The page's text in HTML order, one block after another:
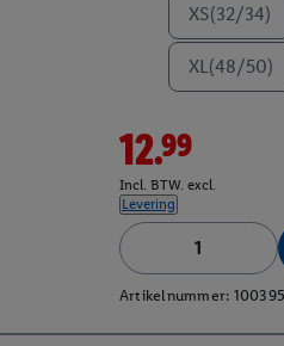
XS(32/34)
XL(48/50)
12.99
Incl. BTW. excl.
Levering
Artikelnummer: